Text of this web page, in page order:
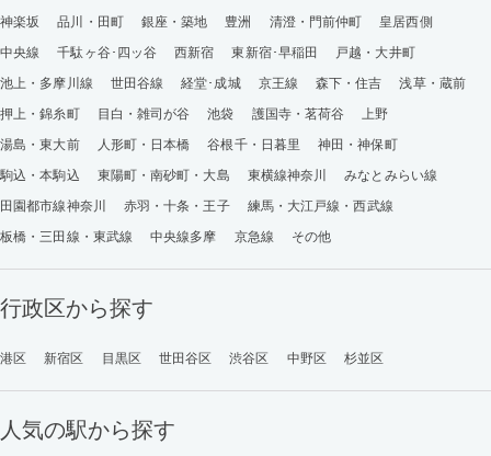
神楽坂
品川・田町 銀座・築地 豊洲 清澄・門前仲町
皇居西側
中央線
千駄ヶ谷･四ッ谷 西新宿 東新宿･早稲田
戸越・大井町
池上・多摩川線
世田谷線 経堂･成城 京王線 森下・住吉
浅草・蔵前
押上・錦糸町
目白・雑司が谷 池袋 護国寺・茗荷谷
上野
湯島・東大前
人形町・日本橋 谷根千・日暮里
神田・神保町
駒込・本駒込
東陽町・南砂町・大島 東横線神奈川
みなとみらい線
田園都市線神奈川
赤羽・十条・王子
練馬・大江戸線・西武線
板橋・三田線・東武線
中央線多摩 京急線 その他
行政区から探す
港区 新宿区 目黒区 世田谷区 渋谷区 中野区 杉並区
人気の駅から探す